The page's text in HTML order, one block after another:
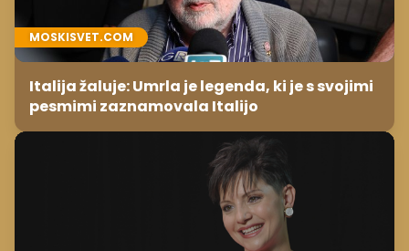
MOSKISVET.COM
Italija žaluje: Umrla je legenda, ki je s svojimi
pesmimi zaznamovala Italijo